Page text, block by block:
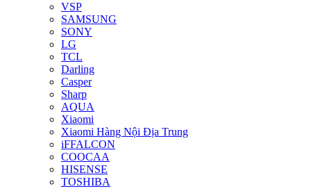
VSP
SAMSUNG
SONY
LG
TCL
Darling
Casper
Sharp
AQUA
Xiaomi
Xiaomi Hàng Nội Địa Trung
iFFALCON
COOCAA
HISENSE
TOSHIBA